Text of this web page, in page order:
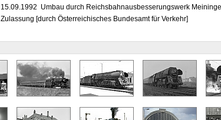
15.09.1992 Umbau durch Reichsbahnausbesserungswerk
Zulassung [durch Österreichisches Bundesamt für Verkehr]